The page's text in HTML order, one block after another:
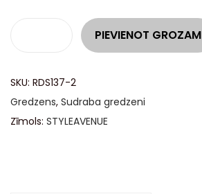
PIEVIENOT GROZAM
SKU: RDS137-2
Gredzens, Sudraba gredzeni
Zīmols: STYLEAVENUE